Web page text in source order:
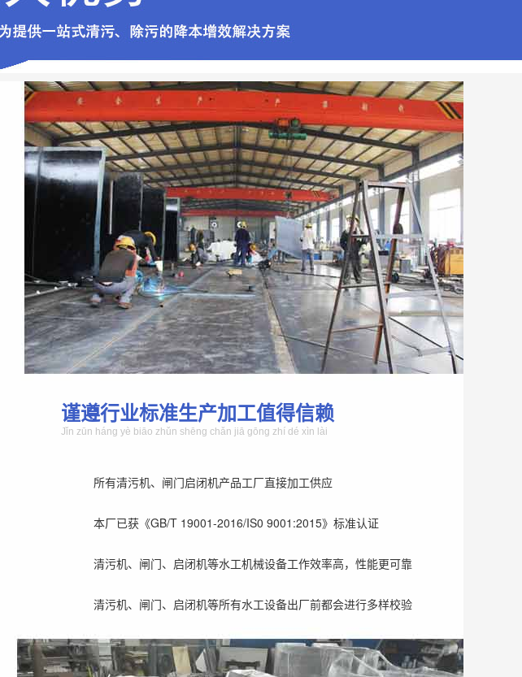
谨遵行业标准生产加工值得信赖
Jǐn zūn háng yè biāo zhǔn shēng chǎn jiā gōng zhí dé xìn lài
所有清污机、闸门启闭机产品工厂直接加工供应
本厂已获《GB/T 19001-2016/IS0 9001:2015》标准认证
清污机、闸门、启闭机等水工机械设备工作效率高，性能更可靠
清污机、闸门、启闭机等所有水工设备出厂前都会进行多样校验